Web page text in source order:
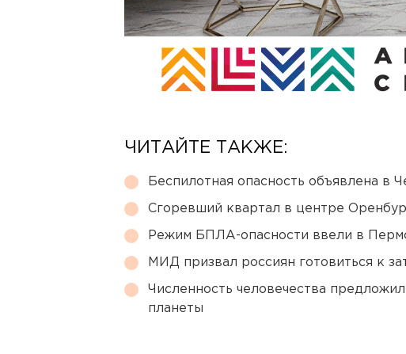
ЧИТАЙТЕ ТАКЖЕ:
Беспилотная опасность объявлена в
Сгоревший квартал в центре
Режим БПЛА-опасности ввели в
МИД призвал россиян готовиться к
Численность человечества
планеты